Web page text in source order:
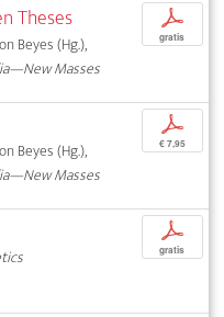
Theses
Beyes (Hg.),
Masses
p
gratis
Beyes (Hg.),
Masses
p
€ 7,95
p
gratis